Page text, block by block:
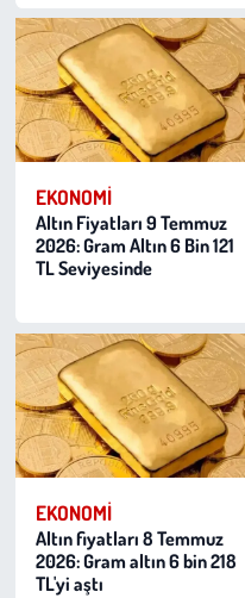
EKONOMI
Altın Fiyatları 9 Temmuz
2026: Gram Altın 6 Bin 121
TL Seviyesinde
EKONOMI
Altın fiyatları 8 Temmuz
2026: Gram altın 6 bin 218
TL'yi aştı